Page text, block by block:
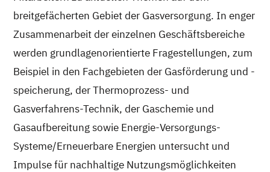
breitgefächerten Gebiet der Gasversorgung. In enger
Zusammenarbeit der einzelnen Geschäftsbereiche
werden grundlagenorientierte Fragestellungen, zum
Beispiel in den Fachgebieten der Gasförderung und -
speicherung, der Thermoprozess- und
Gasverfahrens-Technik, der Gaschemie und
Gasaufbereitung sowie Energie-Versorgungs-
Systeme/Erneuerbare Energien untersucht und
Impulse für nachhaltige Nutzungsmöglichkeiten